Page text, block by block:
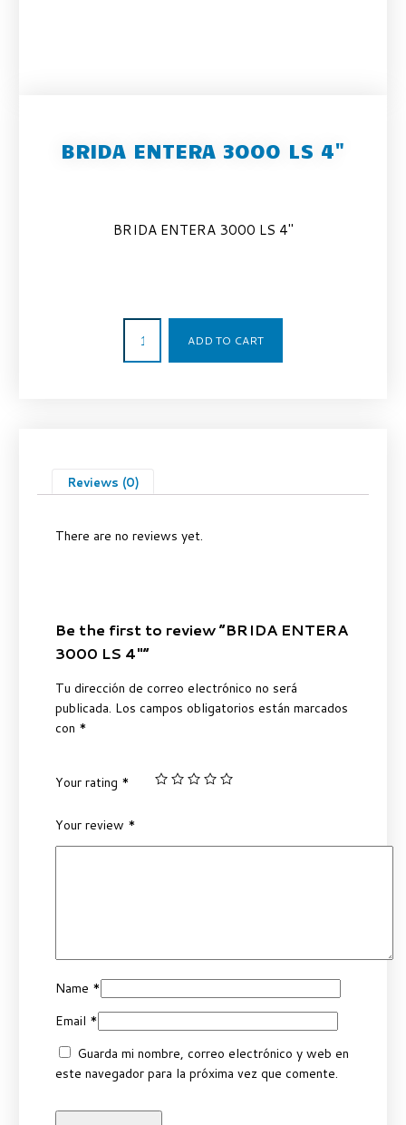
BRIDA ENTERA 3000 LS 4"
BRIDA ENTERA 3000 LS 4″
ADD TO CART
Reviews (0)
There are no reviews yet.
Be the first to review “BRIDA ENTERA
3000 LS 4″”
Tu dirección de correo electrónico no será
publicada. Los campos obligatorios están marcados
con *
Your rating *
Your review *
Name *
Email *
Guarda mi nombre, correo electrónico y web en
este navegador para la próxima vez que comente.